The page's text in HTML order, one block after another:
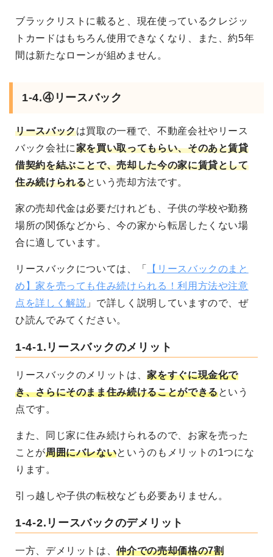
ブラックリストに載ると、現在使っているクレジッ
トカードはもちろん使用できなくなり、また、約5年
間は新たなローンが組めません。
1-4.④リースバック
リースバックは買取の一種で、不動産会社やリース
バック会社に家を買い取ってもらい、そのあと賃貸
借契約を結ぶことで、売却した今の家に賃貸として
住み続けられるという売却方法です。
家の売却代金は必要だけれども、子供の学校や勤務
場所の関係などから、今の家から転居したくない場
合に適しています。
リースバックについては、「
【リースバックのまと
め】家を売っても住み続けられる！利用方法や注意
点を詳しく解説 」で詳しく説明していますので、ぜ
ひ読んでみてください。
1-4-1. リースバックのメリット
リースバックのメリットは、家をすぐに現金化で
き、さらにそのまま住み続けることができるという
点です。
また、同じ家に住み続けられるので、お家を売った
ことが周囲にバレないというのもメリットの1つにな
ります。
引っ越しや子供の転校なども必要ありません。
1-4-2. リースバックのデメリット
一方、デメリットは、仲介での売却価格の7割